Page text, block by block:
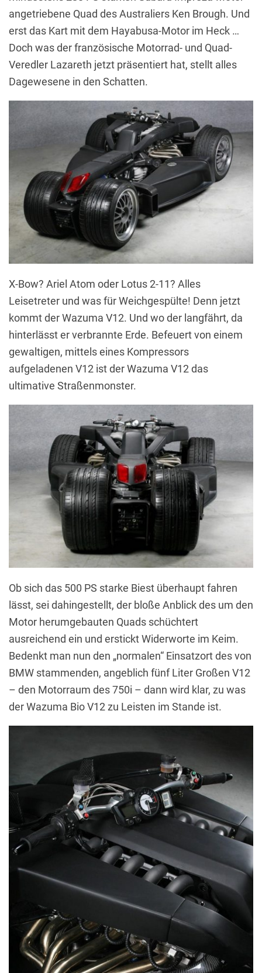
angetriebene Quad des Australiers Ken Brough. Und
erst das Kart mit dem Hayabusa-Motor im Heck …
Doch was der französische Motorrad- und Quad-
Veredler Lazareth jetzt präsentiert hat, stellt alles
Dagewesene in den Schatten.
X-Bow? Ariel Atom oder Lotus 2-11? Alles
Leisetreter und was für Weichgespülte! Denn jetzt
kommt der Wazuma V12. Und wo der langfährt, da
hinterlässt er verbrannte Erde. Befeuert von einem
gewaltigen, mittels eines Kompressors
aufgeladenen V12 ist der Wazuma V12 das
ultimative Straßenmonster.
Ob sich das 500 PS starke Biest überhaupt fahren
lässt, sei dahingestellt, der bloße Anblick des um den
Motor herumgebauten Quads schüchtert
ausreichend ein und erstickt Widerworte im Keim.
Bedenkt man nun den „normalen“ Einsatzort des von
BMW stammenden, angeblich fünf Liter Großen V12
– den Motorraum des 750i – dann wird klar, zu was
der Wazuma Bio V12 zu Leisten im Stande ist.